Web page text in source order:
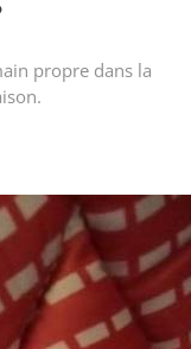
propre dans la